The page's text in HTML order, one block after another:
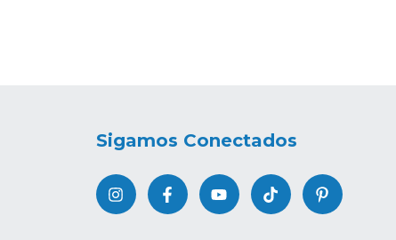
Sigamos Conectados